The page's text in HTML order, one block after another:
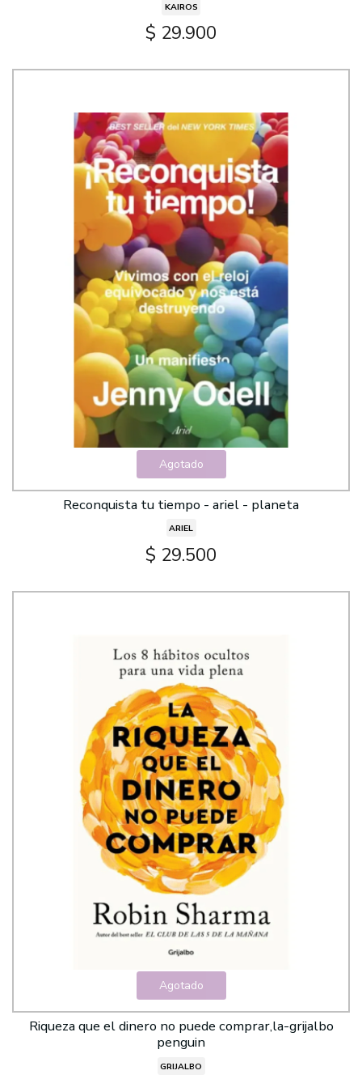
KAIROS
$ 29.900
Agotado
Reconquista tu tiempo - ariel - planeta
ARIEL
$ 29.500
Agotado
Riqueza que el dinero no puede comprar,la-grijalbo
penguin
GRIJALBO